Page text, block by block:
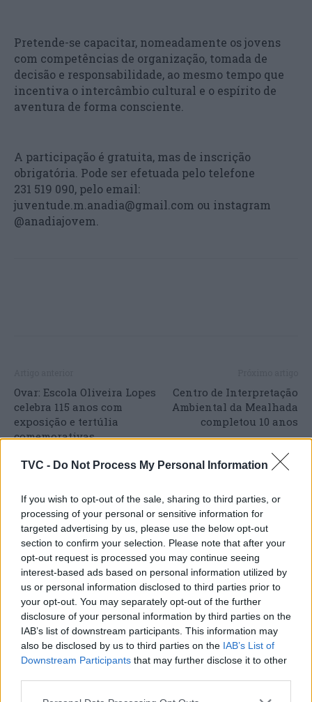
TVC - Do Not Process My Personal Information
If you wish to opt-out of the sale, sharing to third parties, or
processing of your personal or sensitive information for
targeted advertising by us, please use the below opt-out
section to confirm your selection. Please note that after your
opt-out request is processed you may continue seeing
interest-based ads based on personal information utilized by
us or personal information disclosed to third parties prior to
your opt-out. You may separately opt-out of the further
disclosure of your personal information by third parties on the
IAB’s list of downstream participants. This information may
also be disclosed by us to third parties on the IAB’s List of
Downstream Participants that may further disclose it to other
Pretende-se capacitar, nomeadamente os jovens
com competências de organização, tomada de
decisão e responsabilidade, ao mesmo tempo que
incentiva o intercâmbio cultural e o espírito de
aventura de forma consciente.
A participação é gratuita, mas de inscrição
obrigatória. Pode ser efetuada pelo telefone
231 519 090, pelo email:
juventude.m.anadia@gmail.com ou instagram
@anadiajovem.
Ovar: Escola Oliveira Lopes
celebra 115 anos com
exposição e tertúlia
comemorativas
Centro de Interpretação
Ambiental da Mealhada
completou 10 anos
ARTIGOS RELACIONADOSMAIS DO AUTOR
Deputados do PSD saúdam Banda
Sinfónica da ARMAB pelo 1º lugar no
certame internacional de Valência